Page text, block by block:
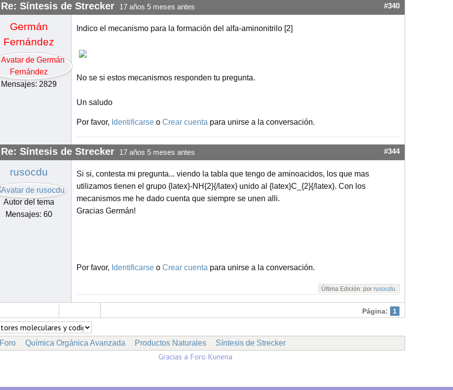
Re: Síntesis de Strecker 17 años 5 meses antes #340
Germán
Fernández
Mensajes: 2829
Indico el mecanismo para la formación del alfa-aminonitrilo [2]
No se si estos mecanismos responden tu pregunta.
Un saludo
Por favor, Identificarse o Crear cuenta para unirse a la conversación.
Re: Síntesis de Strecker 17 años 5 meses antes #344
rusocdu
Autor del tema
Mensajes: 60
Si si, contesta mi pregunta... viendo la tabla que tengo de aminoacidos, los que mas
utilizamos tienen el grupo {latex}-NH{2}{/latex} unido al {latex}C_{2}{/latex}. Con los
mecanismos me he dado cuenta que siempre se unen alli.
Gracias Germán!
Por favor, Identificarse o Crear cuenta para unirse a la conversación.
Última Edición: por rusocdu.
Página: 1
Foro Química Orgánica Avanzada Productos Naturales Síntesis de Strecker
Gracias a Foro Kunena